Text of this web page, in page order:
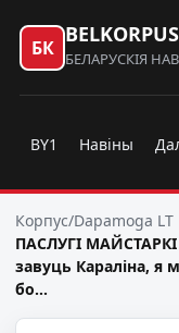
БК БЕЛАРУСКІЯ
BY1 Навіны
Корпус/Dapamoga
ПАСЛУГІ
завуць Караліна, я
бо…